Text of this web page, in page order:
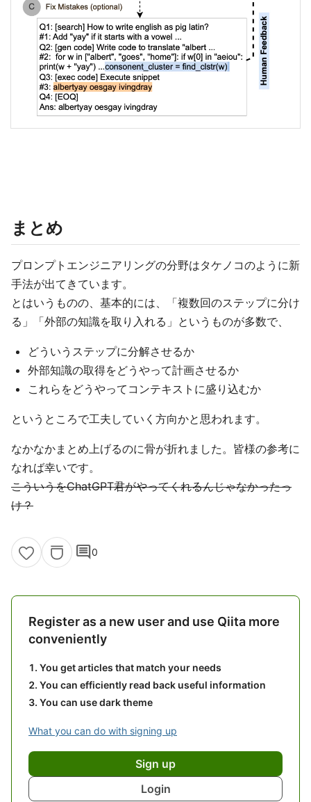
まとめ
プロンプトエンジニアリングの分野はタケノコのように新
手法が出てきています。
とはいうものの、基本的には、「複数回のステップに分け
る」「外部の知識を取り入れる」というものが多数で、
どういうステップに分解させるか
外部知識の取得をどうやって計画させるか
これらをどうやってコンテキストに盛り込むか
というところで工夫していく方向かと思われます。
なかなかまとめ上げるのに骨が折れました。皆様の参考に
なれば幸いです。
こういうをChatGPT君がやってくれるんじゃなかったっ
け？
comment0
Register as a new user and use Qiita more
conveniently
You get articles that match your needs
You can efficiently read back useful information
You can use dark theme
What you can do with signing up
Sign up
Login